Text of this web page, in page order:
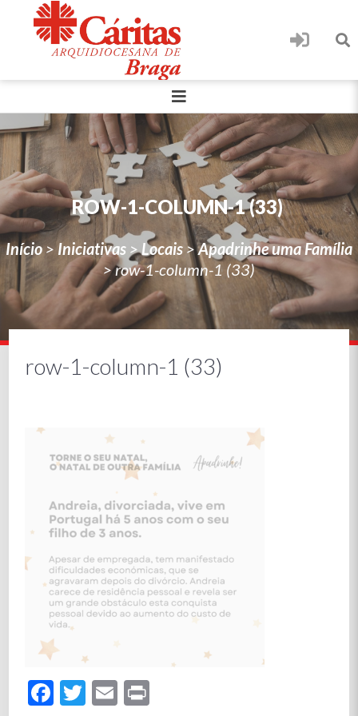
ROW-1-COLUMN-1 (33)
Início > Iniciativas > Locais > Apadrinhe uma Família
>row-1-column-1 (33)
row-1-column-1 (33)
Facebook
Twitter
Email